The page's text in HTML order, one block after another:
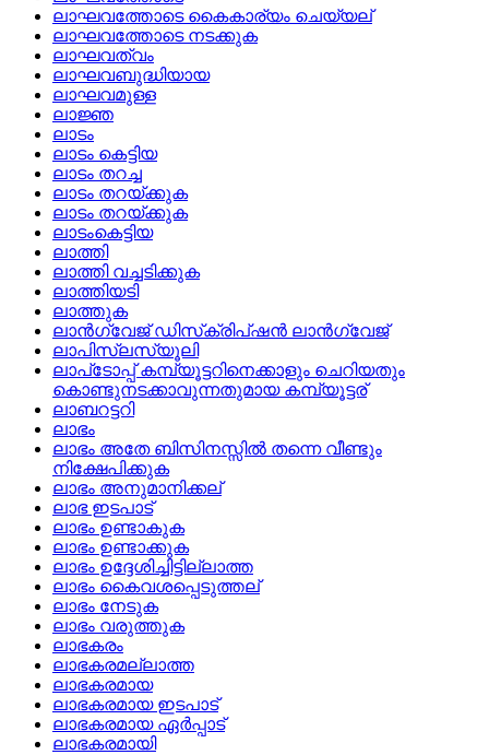
ലാഘവത്തോടെ കൈകാര്യം ചെയ്യല്
ലാഘവത്തോടെ നടക്കുക
ലാഘവത്വം
ലാഘവബുദ്ധിയായ
ലാഘവമുള്ള
ലാജ്ഞ
ലാടം
ലാടം കെട്ടിയ
ലാടം തറച്ച
ലാടം തറയ്ക്കുക
ലാടം തറയ്‌ക്കുക
ലാടംകെട്ടിയ
ലാത്തി
ലാത്തി വച്ചടിക്കുക
ലാത്തിയടി
ലാത്തുക
ലാന്‍ഗ്വേജ്‌ ഡിസ്‌ക്രിപ്‌ഷന്‍ ലാന്‍ഗ്വേജ്
ലാപിസ്ലസ്യൂലി
ലാപ്‌ടോപ്പ്‌ കമ്പ്യൂട്ടറിനെക്കാളും ചെറിയതും
കൊണ്ടുനടക്കാവുന്നതുമായ കമ്പ്യൂട്ടര്
ലാബറട്ടറി
ലാഭം
ലാഭം അതേ ബിസിനസ്സില്‍ തന്നെ വീണ്ടും
നിക്ഷേപിക്കുക
ലാഭം അനുമാനിക്കല്
ലാഭ ഇടപാട്
ലാഭം ഉണ്ടാകുക
ലാഭം ഉണ്ടാക്കുക
ലാഭം ഉദ്ദേശിച്ചിട്ടില്ലാത്ത
ലാഭം കൈവശപ്പെടുത്തല്
ലാഭം നേടുക
ലാഭം വരുത്തുക
ലാഭകരം
ലാഭകരമല്ലാത്ത
ലാഭകരമായ
ലാഭകരമായ ഇടപാട്
ലാഭകരമായ ഏര്‍പ്പാട്
ലാഭകരമായി